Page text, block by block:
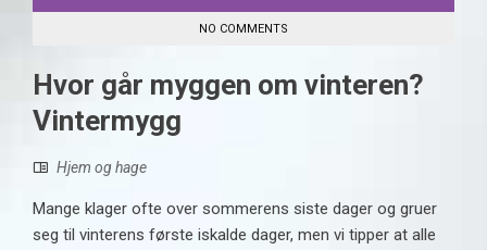
NO COMMENTS
Hvor går myggen om vinteren?
Vintermygg
Hjem og hage
Mange klager ofte over sommerens siste dager og gruer
seg til vinterens første iskalde dager, men vi tipper at alle